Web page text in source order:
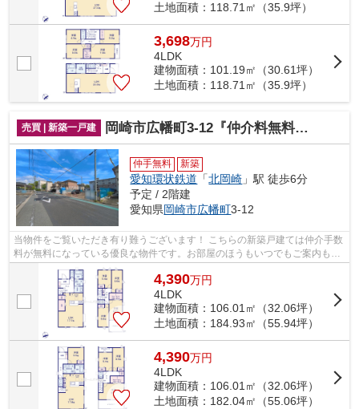
土地面積：118.71㎡（35.9坪）
3,698万円
4LDK
建物面積：101.19㎡（30.61坪）
土地面積：118.71㎡（35.9坪）
売買 | 新築一戸建 岡崎市広幡町3-12『仲介料無料』新築戸建て
仲手無料 新築
愛知環状鉄道 「北岡崎 」駅 徒歩6分
予定 / 2階建
愛知県岡崎市広幡町3-12
当物件をご覧いただき有り難うございます！ こちらの新築戸建ては仲介手数
料が無料になっている優良な物件です。お部屋のほうもいつでもご案内もさ
せて頂きますのでお気軽にお問合せ下...
4,390万円
4LDK
建物面積：106.01㎡（32.06坪）
土地面積：184.93㎡（55.94坪）
4,390万円
4LDK
建物面積：106.01㎡（32.06坪）
土地面積：182.04㎡（55.06坪）